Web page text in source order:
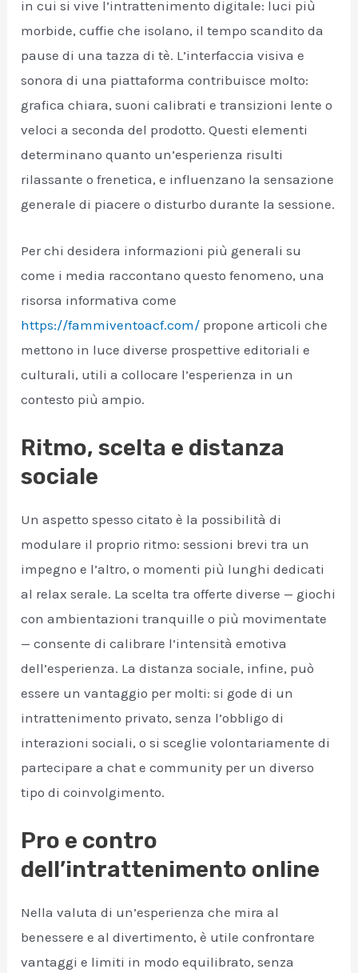
in cui si vive l’intrattenimento digitale: luci più
morbide, cuffie che isolano, il tempo scandito da
pause di una tazza di tè. L’interfaccia visiva e
sonora di una piattaforma contribuisce molto:
grafica chiara, suoni calibrati e transizioni lente o
veloci a seconda del prodotto. Questi elementi
determinano quanto un’esperienza risulti
rilassante o frenetica, e influenzano la sensazione
generale di piacere o disturbo durante la sessione.
Per chi desidera informazioni più generali su
come i media raccontano questo fenomeno, una
risorsa informativa come
https://fammiventoacf.com/ propone articoli che
mettono in luce diverse prospettive editoriali e
culturali, utili a collocare l’esperienza in un
contesto più ampio.
Ritmo, scelta e distanza
sociale
Un aspetto spesso citato è la possibilità di
modulare il proprio ritmo: sessioni brevi tra un
impegno e l’altro, o momenti più lunghi dedicati
al relax serale. La scelta tra offerte diverse — giochi
con ambientazioni tranquille o più movimentate
— consente di calibrare l’intensità emotiva
dell’esperienza. La distanza sociale, infine, può
essere un vantaggio per molti: si gode di un
intrattenimento privato, senza l’obbligo di
interazioni sociali, o si sceglie volontariamente di
partecipare a chat e community per un diverso
tipo di coinvolgimento.
Pro e contro
dell’intrattenimento online
Nella valuta di un’esperienza che mira al
benessere e al divertimento, è utile confrontare
vantaggi e limiti in modo equilibrato, senza